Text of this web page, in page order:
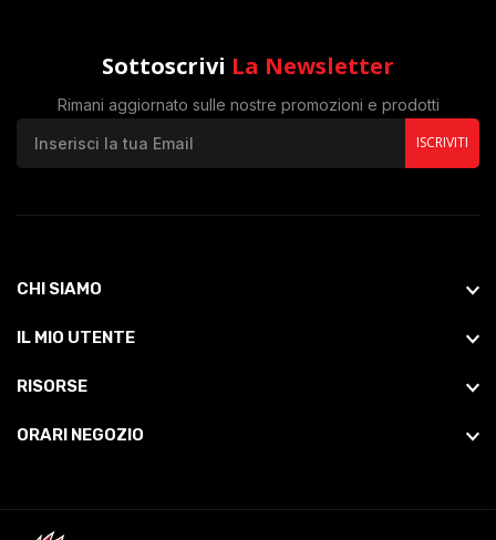
Sottoscrivi La Newsletter
Rimani aggiornato sulle nostre promozioni e prodotti
ISCRIVITI
CHI SIAMO
IL MIO UTENTE
RISORSE
ORARI NEGOZIO